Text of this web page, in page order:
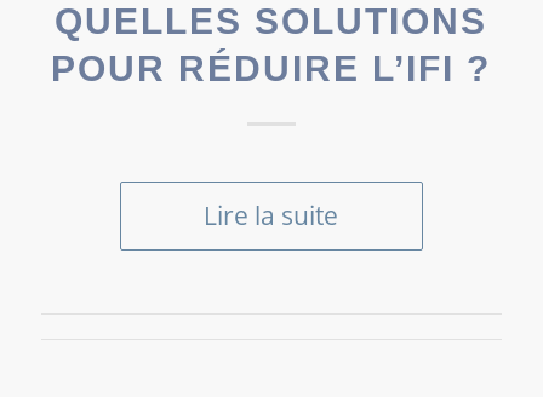
QUELLES SOLUTIONS
POUR RÉDUIRE L’IFI ?
Lire la suite